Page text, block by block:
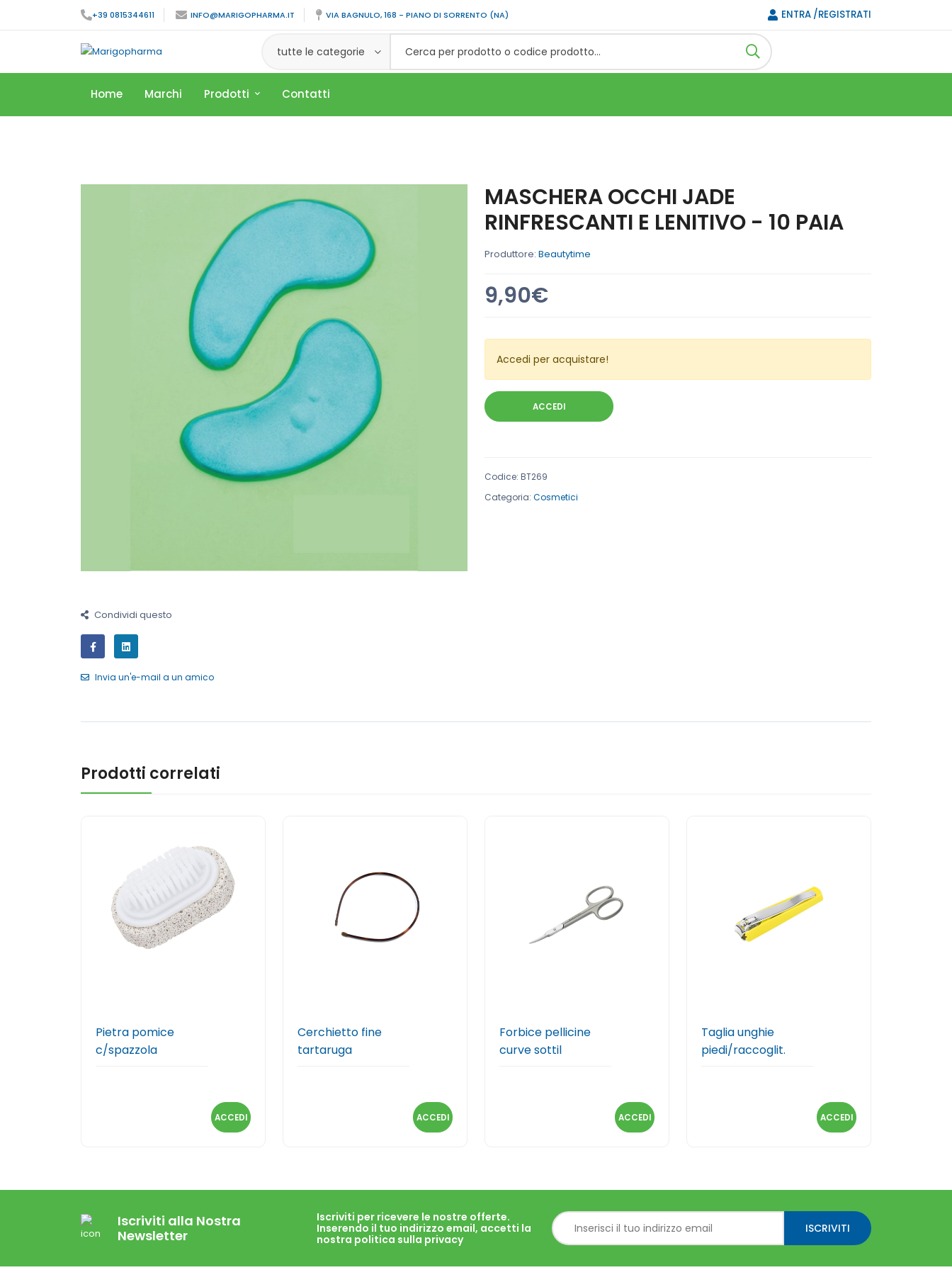
+39 0815344611 INFO@MARIGOPHARMA.IT VIA BAGNULO, 168 - PIANO DI SORRENTO (NA) ENTRA /REGISTRATI
tutte le categorie
Home Marchi Prodotti Contatti
Condividi questo
Invia un'e-mail a un amico
MASCHERA OCCHI JADE
RINFRESCANTI E LENITIVO - 10 PAIA
Produttore: Beautytime
9,90€
Accedi per acquistare!
ACCEDI
Codice: BT269
Categoria: Cosmetici
Prodotti correlati
Pietra pomice
c/spazzola
ACCEDI
Cerchietto fine
tartaruga
ACCEDI
Forbice pellicine
curve sottil
ACCEDI
Taglia unghie
piedi/raccoglit.
ACCEDI
Iscriviti alla Nostra
Newsletter
Iscriviti per ricevere le nostre offerte.
Inserendo il tuo indirizzo email, accetti la
nostra politica sulla privacy
ISCRIVITI